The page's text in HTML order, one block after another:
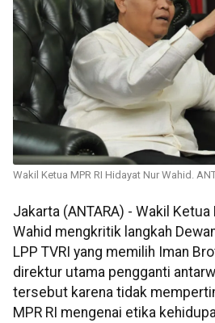
Wakil Ketua MPR RI Hidayat Nur Wahid.
Jakarta (ANTARA) - Wakil Ketua
Wahid mengkritik langkah
LPP TVRI yang memilih Iman
direktur utama pengganti
tersebut karena tidak
MPR RI mengenai etika